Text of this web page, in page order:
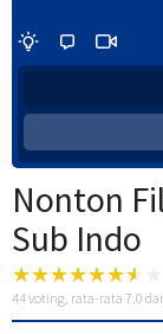
Nonton
Sub Indo
44voting, rata-rata 7.0